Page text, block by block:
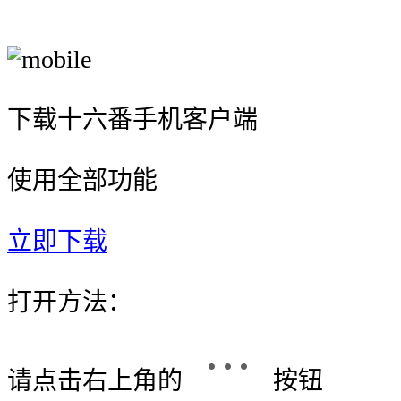
下载十六番手机客户端
使用全部功能
立即下载
打开方法：
请点击右上角的 按钮